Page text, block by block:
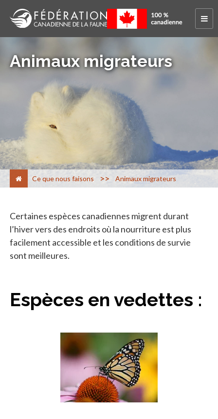
Animaux migrateurs
Ce que nous faisons > Animaux migrateurs
Certaines espèces canadiennes migrent durant
l’hiver vers des endroits où la nourriture est plus
facilement accessible et les conditions de survie
sont meilleures.
Espèces en vedettes :